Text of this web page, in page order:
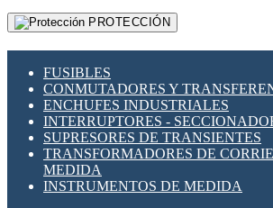
PROTECCIÓN
FUSIBLES
CONMUTADORES Y
ENCHUFES INDUSTRIALES
INTERRUPTORES -
SUPRESORES DE TRANSIENTES
TRANSFORMADORES DE
MEDIDA
INSTRUMENTOS DE MEDIDA